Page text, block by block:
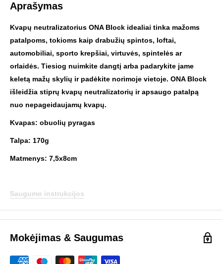
Aprašymas
Kvapų neutralizatorius ONA Block idealiai tinka mažoms
patalpoms, tokioms kaip drabužių spintos, loftai,
automobiliai, sporto krepšiai, virtuvės, spintelės ar
orlaidės. Tiesiog nuimkite dangtį arba padarykite jame
keletą mažų skylių ir padėkite norimoje vietoje. ONA Block
išleidžia stiprų kvapų neutralizatorių ir apsaugo patalpą
nuo nepageidaujamų kvapų.
Kvapas: obuolių pyragas
Talpa: 170g
Matmenys: 7,5x8cm
Saugumo instrukcijos
Mokėjimas & Saugumas